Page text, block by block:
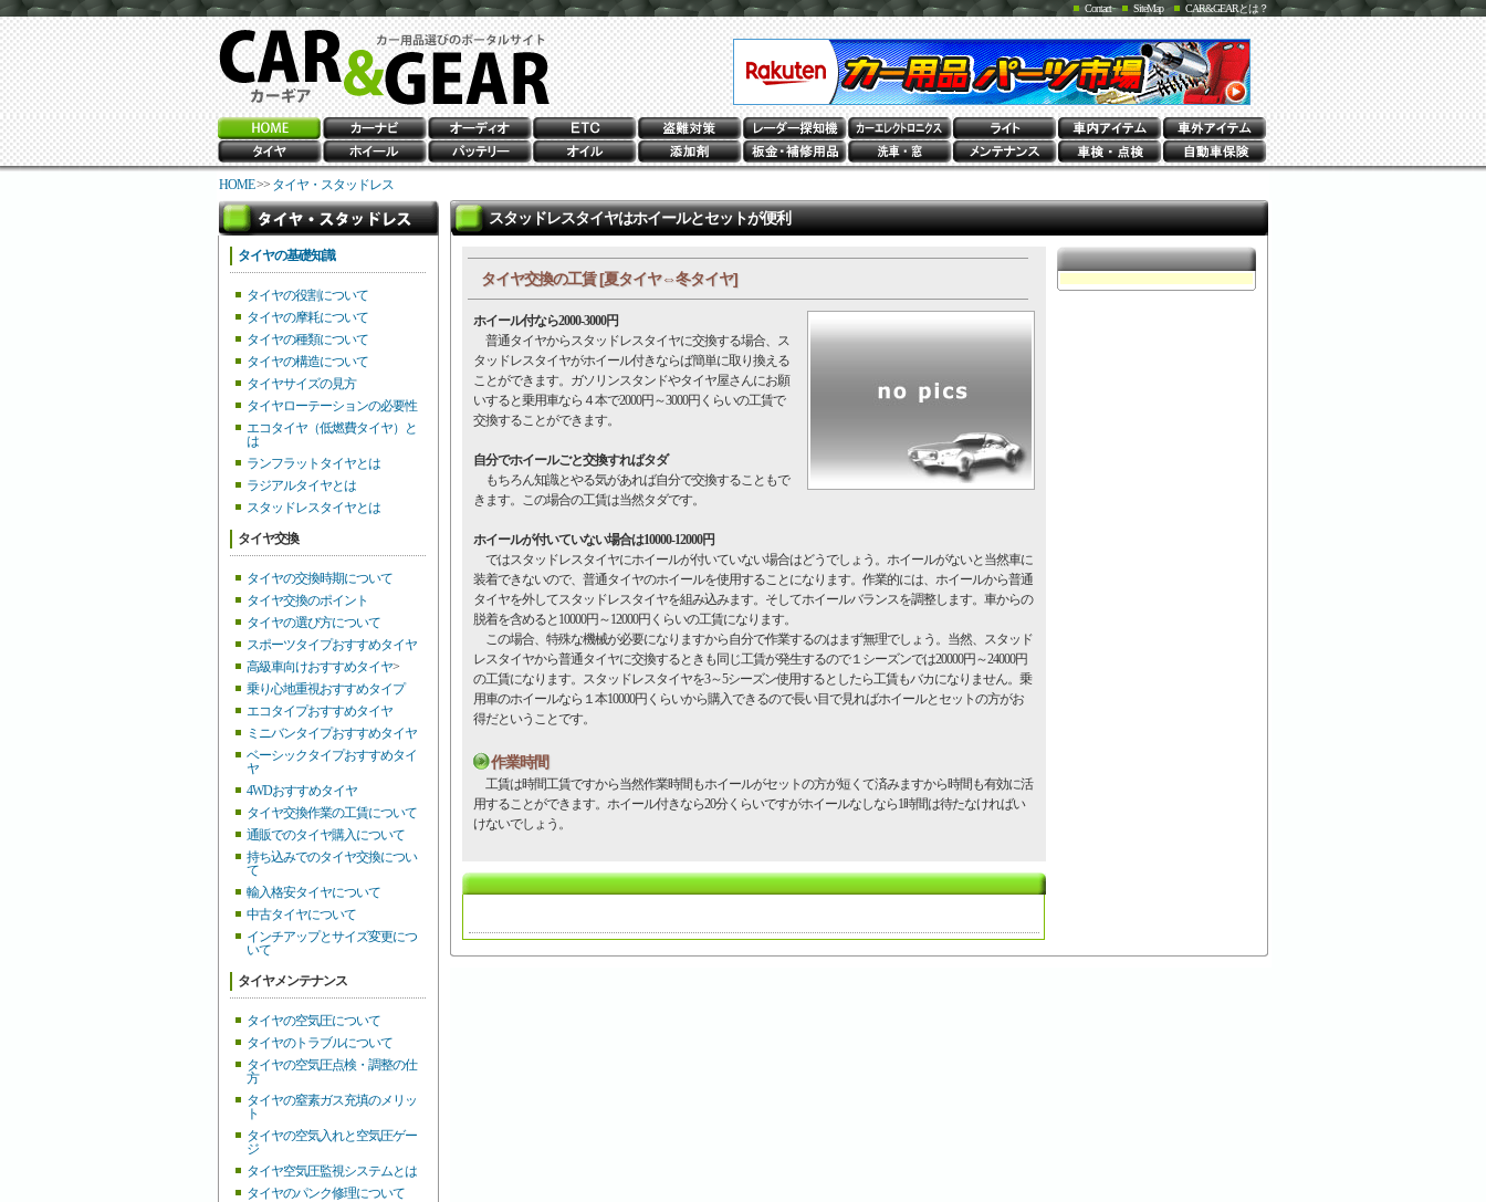
CAR&GEARとは？
SiteMap
Contact
HOME>> タイヤ・スタッドレス
タイヤの基礎知識
タイヤの役割について
タイヤの摩耗について
タイヤの種類について
タイヤの構造について
タイヤサイズの見方
タイヤローテーションの必要性
エコタイヤ（低燃費タイヤ）と
は
ランフラットタイヤとは
ラジアルタイヤとは
スタッドレスタイヤとは
タイヤ交換
タイヤの交換時期について
タイヤ交換のポイント
タイヤの選び方について
スポーツタイプおすすめタイヤ
高級車向けおすすめタイヤ>
乗り心地重視おすすめタイプ
エコタイプおすすめタイヤ
ミニバンタイプおすすめタイヤ
ベーシックタイプおすすめタイ
ヤ
4WDおすすめタイヤ
タイヤ交換作業の工賃について
通販でのタイヤ購入について
持ち込みでのタイヤ交換につい
て
輸入格安タイヤについて
中古タイヤについて
インチアップとサイズ変更につ
いて
タイヤメンテナンス
タイヤの空気圧について
タイヤのトラブルについて
タイヤの空気圧点検・調整の仕
方
タイヤの窒素ガス充填のメリッ
ト
タイヤの空気入れと空気圧ゲー
ジ
タイヤ空気圧監視システムとは
タイヤのパンク修理について
スタッドレスタイヤはホイールとセットが便利
タイヤ交換の工賃 [夏タイヤ⇔冬タイヤ]
ホイール付なら2000-3000円
普通タイヤからスタッドレスタイヤに交換する場合、ス
タッドレスタイヤがホイール付きならば簡単に取り換える
ことができます。ガソリンスタンドやタイヤ屋さんにお願
いすると乗用車なら４本で2000円～3000円くらいの工賃で
交換することができます。
自分でホイールごと交換すればタダ
もちろん知識とやる気があれば自分で交換することもで
きます。この場合の工賃は当然タダです。
ホイールが付いていない場合は10000-12000円
ではスタッドレスタイヤにホイールが付いていない場合はどうでしょう。ホイールがないと当然車に
装着できないので、普通タイヤのホイールを使用することになります。作業的には、ホイールから普通
タイヤを外してスタッドレスタイヤを組み込みます。そしてホイールバランスを調整します。車からの
脱着を含めると10000円～12000円くらいの工賃になります。
この場合、特殊な機械が必要になりますから自分で作業するのはまず無理でしょう。当然、スタッド
レスタイヤから普通タイヤに交換するときも同じ工賃が発生するので１シーズンでは20000円～24000円
の工賃になります。スタッドレスタイヤを3～5シーズン使用するとしたら工賃もバカになりません。乗
用車のホイールなら１本10000円くらいから購入できるので長い目で見ればホイールとセットの方がお
得だということです。
作業時間
工賃は時間工賃ですから当然作業時間もホイールがセットの方が短くて済みますから時間も有効に活
用することができます。ホイール付きなら20分くらいですがホイールなしなら1時間は待たなければい
けないでしょう。